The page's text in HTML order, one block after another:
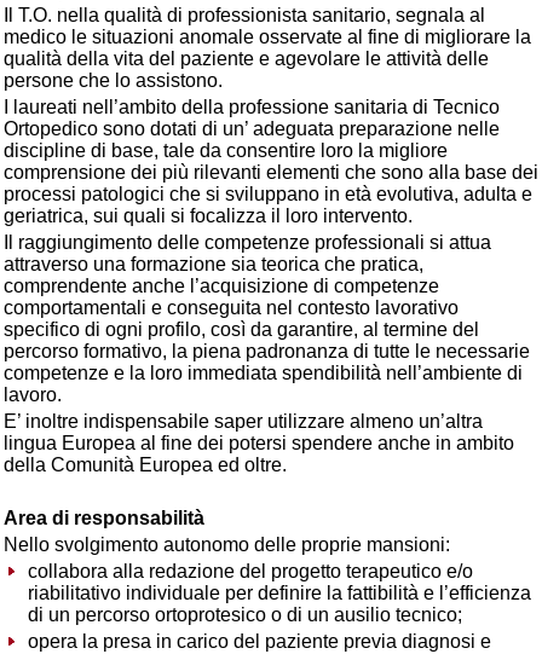
Il T.O. nella qualità di professionista sanitario, segnala al
medico le situazioni anomale osservate al fine di migliorare la
qualità della vita del paziente e agevolare le attività delle
persone che lo assistono.
I laureati nell’ambito della professione sanitaria di Tecnico
Ortopedico sono dotati di un’ adeguata preparazione nelle
discipline di base, tale da consentire loro la migliore
comprensione dei più rilevanti elementi che sono alla base dei
processi patologici che si sviluppano in età evolutiva, adulta e
geriatrica, sui quali si focalizza il loro intervento.
Il raggiungimento delle competenze professionali si attua
attraverso una formazione sia teorica che pratica,
comprendente anche l’acquisizione di competenze
comportamentali e conseguita nel contesto lavorativo
specifico di ogni profilo, così da garantire, al termine del
percorso formativo, la piena padronanza di tutte le necessarie
competenze e la loro immediata spendibilità nell’ambiente di
lavoro.
E’ inoltre indispensabile saper utilizzare almeno un’altra
lingua Europea al fine dei potersi spendere anche in ambito
della Comunità Europea ed oltre.
Area di responsabilità
Nello svolgimento autonomo delle proprie mansioni:
collabora alla redazione del progetto terapeutico e/o
riabilitativo individuale per definire la fattibilità e l’efficienza
di un percorso ortoprotesico o di un ausilio tecnico;
opera la presa in carico del paziente previa diagnosi e